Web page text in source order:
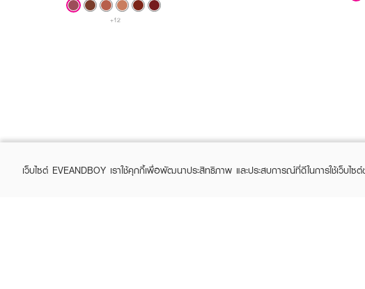
+12
เว็บไซต์ EVEANDBOY เราใช้คุกกี้เพื่อพัฒนาประสิทธิภาพ และประสบการณ์ที่ดีในการใช้เว็บ